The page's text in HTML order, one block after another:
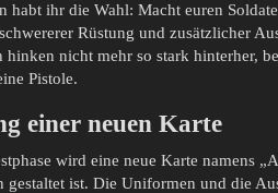
habt ihr die Wahl: Macht euren
Rüstung und zusätzlicher
hinken nicht mehr so stark hinterher,
Pistole.
einer neuen Karte
wird eine neue Karte namens
gestaltet ist. Die Uniformen und die